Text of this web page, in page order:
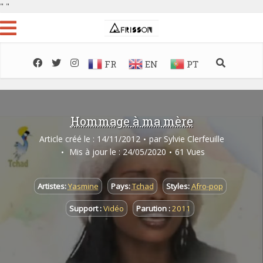
" "
FR EN PT
Hommage à ma mère
Article créé le : 14/11/2012 par Sylvie Clerfeuille
Mis à jour le : 24/05/2020
61 Vues
Artistes:Yasmine Pays:Tchad Styles:Afro-pop
Support :Vidéo Parution :2011